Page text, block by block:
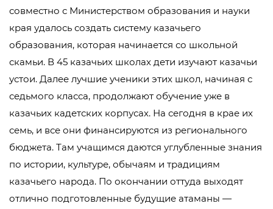
совместно с Министерством образования и науки
края удалось создать систему казачьего
образования, которая начинается со школьной
скамьи. В 45 казачьих школах дети изучают казачьи
устои. Далее лучшие ученики этих школ, начиная с
седьмого класса, продолжают обучение уже в
казачьих кадетских корпусах. На сегодня в крае их
семь, и все они финансируются из регионального
бюджета. Там учащимся даются углубленные знания
по истории, культуре, обычаям и традициям
казачьего народа. По окончании оттуда выходят
отлично подготовленные будущие атаманы —